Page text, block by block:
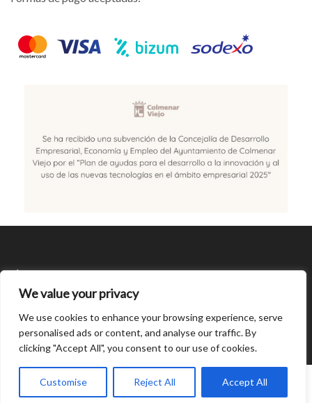
We value your privacy
We use cookies to enhance your browsing experience, serve
personalised ads or content, and analyse our traffic. By
clicking "Accept All", you consent to our use of cookies.
Customise Reject All Accept All
© Created by 8theme- Power Elite ThemeForest Author.
Home INICIAR SESIÓN Cart
chaty